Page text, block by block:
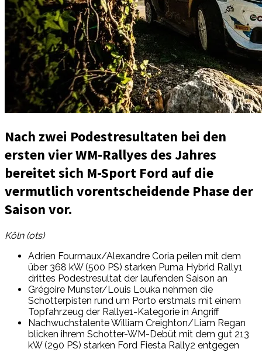
Nach zwei Podestresultaten bei den
ersten vier WM-Rallyes des Jahres
bereitet sich M-Sport Ford auf die
vermutlich vorentscheidende Phase der
Saison vor.
Köln (ots)
Adrien Fourmaux/Alexandre Coria peilen mit dem
über 368 kW (500 PS) starken Puma Hybrid Rally1
drittes Podestresultat der laufenden Saison an
Grégoire Munster/Louis Louka nehmen die
Schotterpisten rund um Porto erstmals mit einem
Topfahrzeug der Rallye1-Kategorie in Angriff
Nachwuchstalente William Creighton/Liam Regan
blicken ihrem Schotter-WM-Debüt mit dem gut 213
kW (290 PS) starken Ford Fiesta Rally2 entgegen